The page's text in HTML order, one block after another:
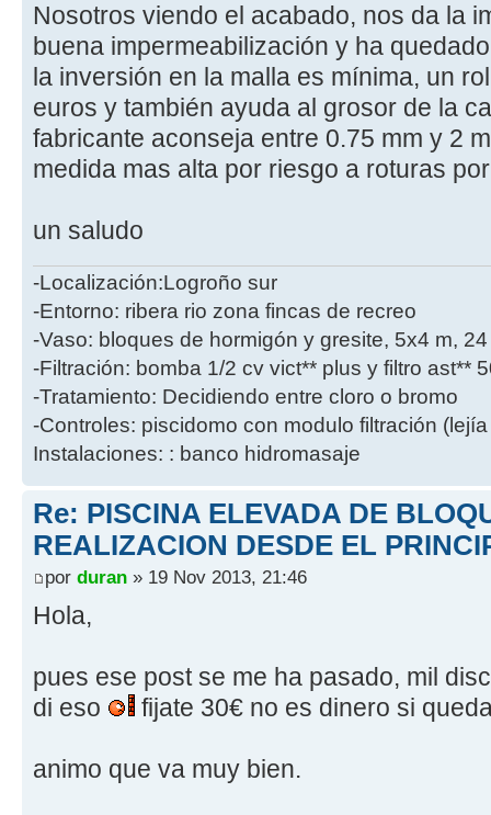
Nosotros viendo el acabado, nos da la
buena impermeabilización y ha
la inversión en la malla es mínima, un
euros y también ayuda al grosor de la
fabricante aconseja entre 0.75 mm y 2
medida mas alta por riesgo a roturas
un saludo
-Localización:Logroño sur
-Entorno: ribera rio zona fincas de recreo
-Vaso: bloques de hormigón y gresite, 5x4 m,
-Filtración: bomba 1/2 cv vict** plus y filtro ast**
-Tratamiento: Decidiendo entre cloro o bromo
-Controles: piscidomo con modulo filtración
Instalaciones: : banco hidromasaje
Re: PISCINA ELEVADA DE
REALIZACION DESDE EL
por duran » 19 Nov 2013, 21:46
Hola,
pues ese post se me ha pasado, mil
di eso
fijate 30€ no es dinero si
animo que va muy bien.